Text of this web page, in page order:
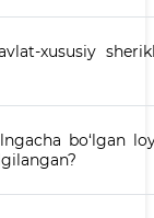
xususiy
bo‘lgan